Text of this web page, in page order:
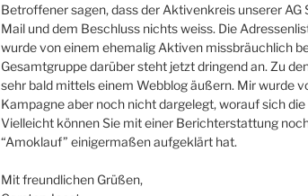
Betroffener sagen, dass der Aktivenkreis unserer
Mail und dem Beschluss nichts weiss. Die
wurde von einem ehemalig Aktiven missbräuchlich
Gesamtgruppe darüber steht jetzt dringend an. Zu
sehr bald mittels einem Webblog äußern. Mir wurde
Kampagne aber noch nicht dargelegt, worauf sich
Vielleicht können Sie mit einer Berichterstattung
“Amoklauf” einigermaßen aufgeklärt hat.
Mit freundlichen Grüßen,